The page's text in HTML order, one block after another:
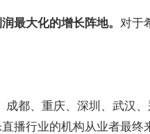
最大化的增长阵地。 对于
都、重庆、深圳、武汉、
播行业的机构从业者最终